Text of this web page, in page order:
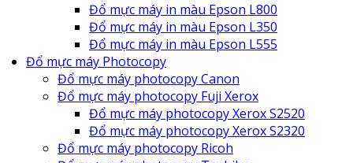
Đổ mực máy in màu Epson L800
Đổ mực máy in màu Epson L350
Đổ mực máy in màu Epson L555
Đổ mực máy Photocopy
Đổ mực máy photocopy Canon
Đổ mực máy photocopy Fuji Xerox
Đổ mực máy photocopy Xerox S2520
Đổ mực máy photocopy Xerox S2320
Đổ mực máy photocopy Ricoh